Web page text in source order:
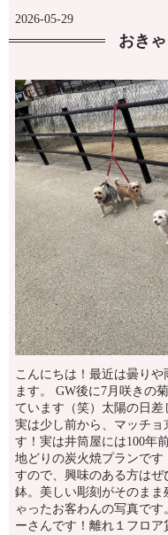
2026-05-29
おき
こんにちは！最近は曇り
ます。 GW後に7月咲きの
ています（笑）太陽の日差
実は少し前から、マッチョ
す！実は井筒屋には100年
地どりの炭火焼プランです
すので、興味のある方はぜ
鉢。美しい彫刻がそのまま
ゃったお客わんの写真で
ーさんです！離れ１フロ